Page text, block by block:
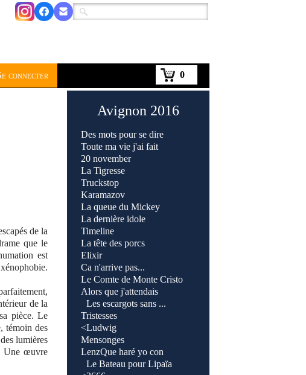
0
connecter
de la
que le
est
de la
pièce. Le
témoin des
lumières
Une œuvre
Avignon 2016
Des mots pour se dire
Toute ma vie j'ai fait
20 november
La Tigresse
Truckstop
Karamazov
La queue du Mickey
La dernière idole
Timeline
La tête des porcs
Elixir
Ca n'arrive pas...
Le Comte de Monte Cristo
Alors que j'attendais
< Les escargots sans ...
Tristesses
<Ludwig
Mensonges
LenzQue haré yo con
< Le Bateau pour Lipaïa